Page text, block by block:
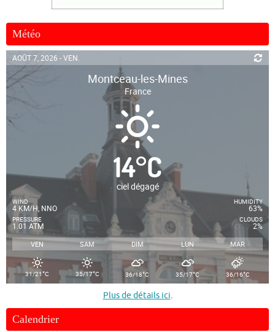
Météo
AOÛT 7, 2026 - VEN.
Montceau-les-Mines
France
14°C
ciel dégagé
WIND
4 KM/H, NNO
PRESSURE
1.01 ATM
HUMIDITY
63%
CLOUDS
2%
VEN SAM DIM LUN MAR
31/21°C 35/17°C 36/18°C 35/17°C 36/16°C
Plus de détails ici.
Calendrier